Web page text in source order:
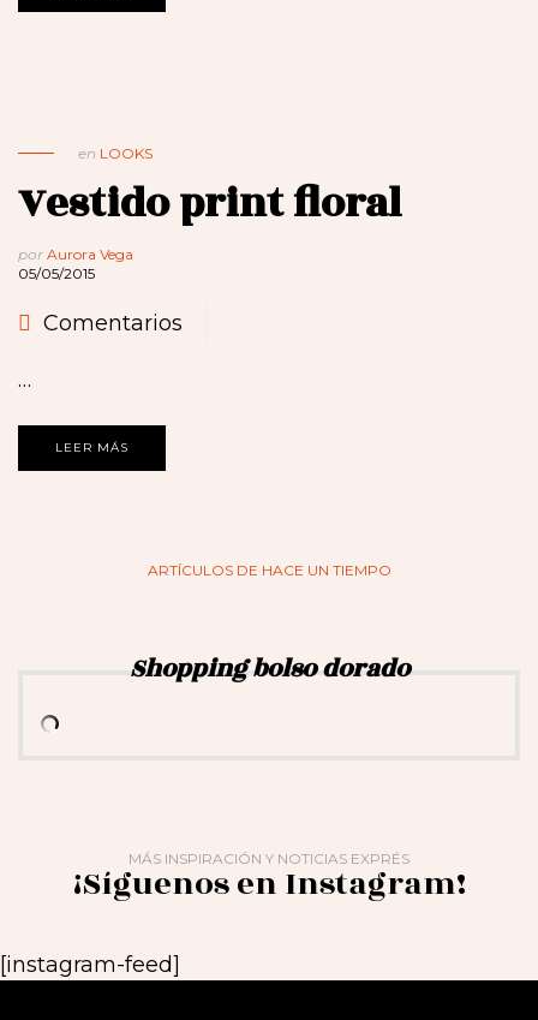
en LOOKS
Vestido print floral
por Aurora Vega
05/05/2015
Comentarios
…
LEER MÁS
ARTÍCULOS DE HACE UN TIEMPO
Shopping bolso dorado
MÁS INSPIRACIÓN Y NOTICIAS EXPRÉS
¡Síguenos en Instagram!
[instagram-feed]